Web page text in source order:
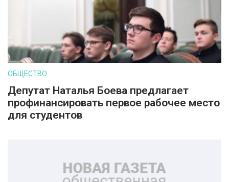
ОБЩЕСТВО
Депутат Наталья Боева предлагает
профинансировать первое рабочее место
для студентов